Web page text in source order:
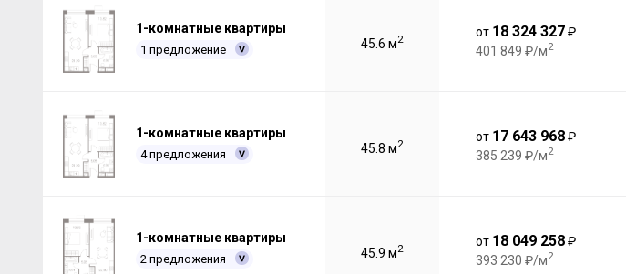
1-комнатные квартиры
1 предложение 45.6 м2
от 18 324 327₽
401 849 ₽/м2
1-комнатные квартиры
4 предложения 45.8 м2
от 17 643 968₽
385 239 ₽/м2
1-комнатные квартиры
2 предложения 45.9 м2
от 18 049 258₽
393 230 ₽/м2